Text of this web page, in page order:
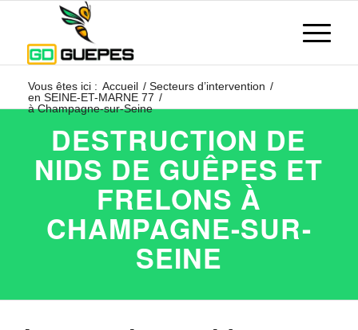
Vous êtes ici : Accueil / Secteurs d’intervention /
en SEINE-ET-MARNE 77 /
à Champagne-sur-Seine
DESTRUCTION DE
NIDS DE GUÊPES ET
FRELONS À
CHAMPAGNE-SUR-
SEINE